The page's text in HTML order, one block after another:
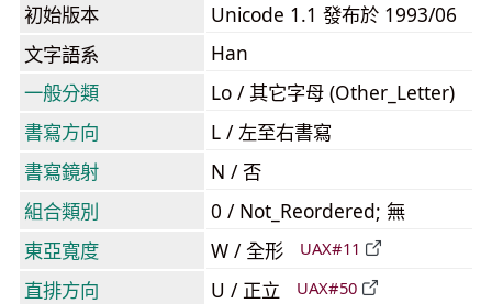
初始版本
Unicode 1.1 發布於 1993/06
文字語系
Han
一般分類
Lo / 其它字母 (Other_Letter)
書寫方向
L / 左至右書寫
書寫鏡射
N / 否
組合類別
0 / Not_Reordered; 無
東亞寬度
W / 全形 UAX#11
直排方向 U / 正立 UAX#50